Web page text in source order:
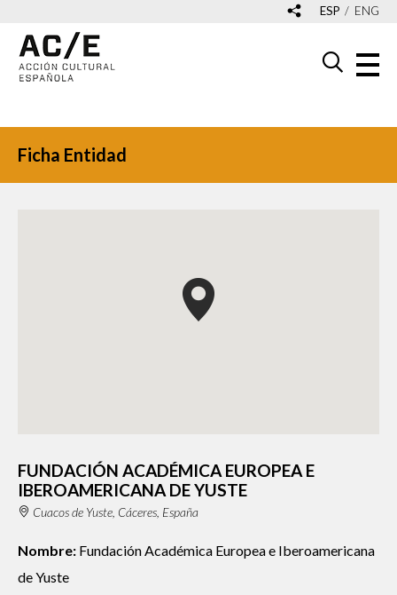
ESP ENG
Ficha Entidad
FUNDACIÓN ACADÉMICA EUROPEA E
IBEROAMERICANA DE YUSTE
Cuacos de Yuste, Cáceres, España
Nombre: Fundación Académica Europea e Iberoamericana
de Yuste